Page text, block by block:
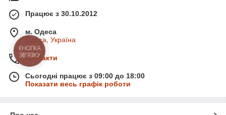
Працює з 30.10.2012
м. Одеса
Одеса, Україна
Контакти
Сьогодні працює з 09:00 до 18:00
Показати весь графік роботи
КНОПКА
ЗВ'ЯЗКУ